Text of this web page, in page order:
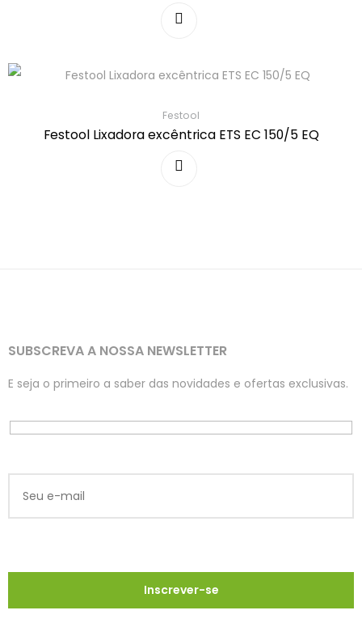
Festool
Festool Lixadora excêntrica ETS EC 150/5 EQ
SUBSCREVA A NOSSA NEWSLETTER
E seja o primeiro a saber das novidades e ofertas exclusivas.